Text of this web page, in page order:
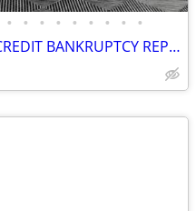
• • • • • • • • •
2011 Toyota 4Runner - BAD CREDIT BANKRUPTCY REPO SSI RETIRED APPROVED